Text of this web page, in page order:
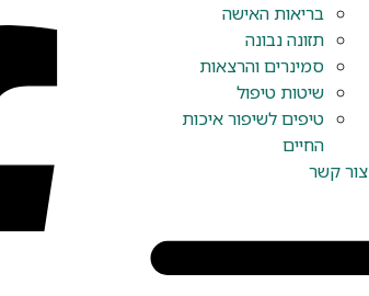
בריאות האישה
תזונה נבונה
סמינרים והרצאות
שיטות טיפול
טיפים לשיפור איכות
החיים
צור קשר